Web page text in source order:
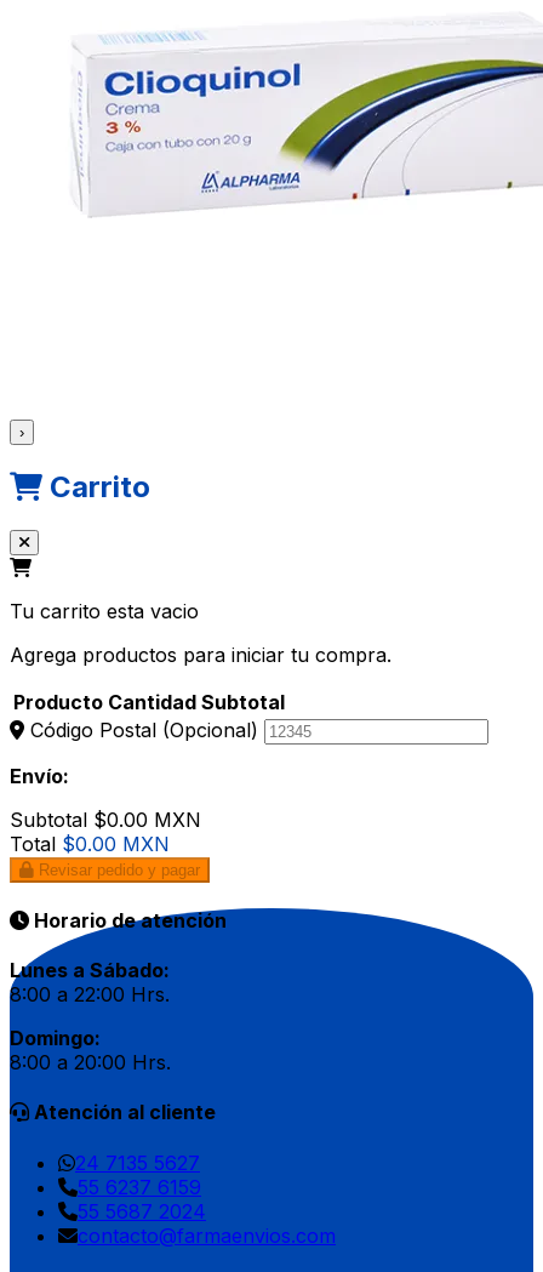
›
Carrito
Tu carrito esta vacio
Agrega productos para iniciar tu compra.
Producto Cantidad Subtotal
Código Postal (Opcional)
Envío:
Subtotal $0.00 MXN
Total $0.00 MXN
Revisar pedido y pagar
Horario de atención
Lunes a Sábado:
8:00 a 22:00 Hrs.
Domingo:
8:00 a 20:00 Hrs.
Atención al cliente
24 7135 5627
55 6237 6159
55 5687 2024
contacto@farmaenvios.com